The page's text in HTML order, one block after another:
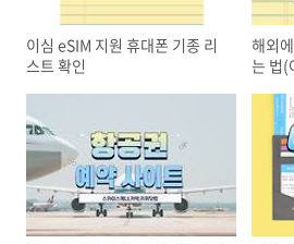
이심 eSIM 지원 휴대폰 기종 리
스트 확인
해외
는 법(